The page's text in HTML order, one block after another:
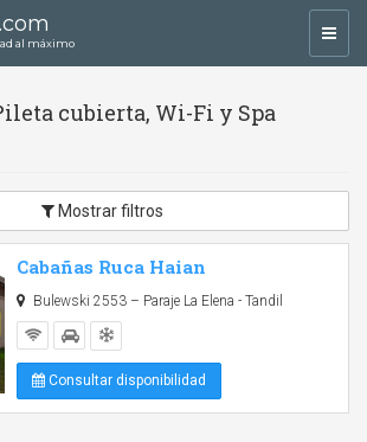
al máximo
cubierta, Wi-Fi y Spa
Mostrar filtros
Cabañas Ruca Haian
Bulewski 2553 – Paraje La Elena - Tandil
Consultar disponibilidad